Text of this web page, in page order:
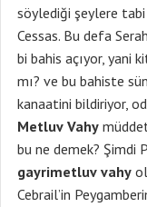
söylediği şeylere
Cessas. Bu defa
bi bahis açıyor, yani
mı? ve bu bahiste
kanaatini bildiriyor,
Metluv Vahy
bu ne demek? Şimdi
gayrimetluv vahy
Cebrail’in